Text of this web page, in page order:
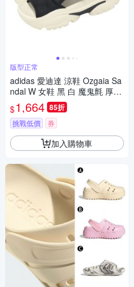
版型正常
adidas 愛迪達 涼鞋 Ozgaia Sa
ndal W 女鞋 黑 白 魔鬼氈 厚底
增高 三葉草 JI2428
$1,664 85折
挑戰低價 券
加入購物車